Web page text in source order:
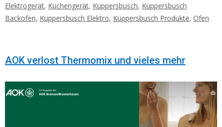
Elektrogerät, Küchengerät, Küppersbusch, Küppersbusch
Backofen, Küppersbusch Elektro, Küppersbusch Produkte, Ofen
AOK verlost Thermomix und vieles mehr